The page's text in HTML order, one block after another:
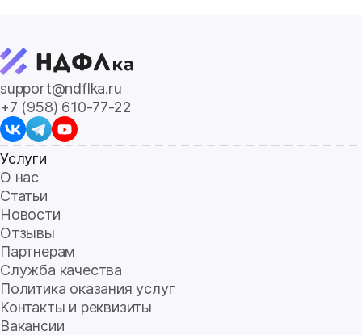
support@ndflka.ru
+7 (958) 610-77-22
Услуги
О нас
Статьи
Новости
Отзывы
Партнерам
Служба качества
Политика оказания услуг
Контакты и реквизиты
Вакансии